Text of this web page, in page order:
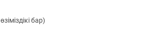
бар)